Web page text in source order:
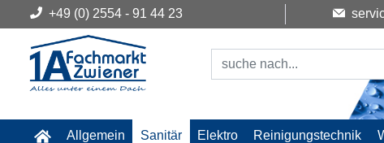
+49 (0) 2554 - 91 44 23
Allgemein Sanitär Elektro Reinigungstechnik